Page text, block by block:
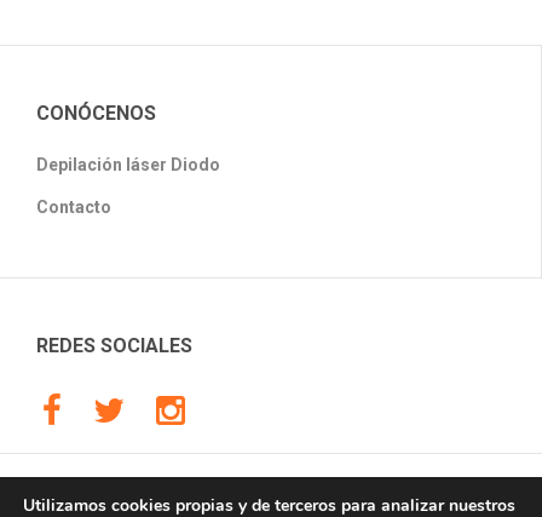
CONÓCENOS
Depilación láser Diodo
Contacto
REDES SOCIALES
Copyright © 2018, Láser Chic. Depilación láser Diodo, Todos los
Utilizamos cookies propias y de terceros para analizar nuestros